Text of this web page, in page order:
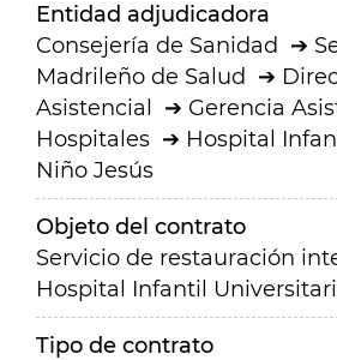
Entidad adjudicadora
Consejería de Sanidad
Madrileño de Salud
Asistencial
Gerencia
Hospitales
Hospital
Niño Jesús
Objeto del contrato
Servicio de restauración
Hospital Infantil
Tipo de contrato